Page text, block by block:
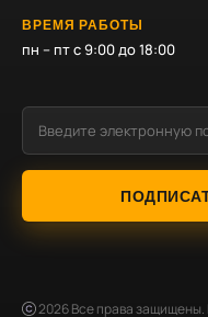
ВРЕМЯ РАБОТЫ
пн – пт с 9:00 до 18:00
2026Все права